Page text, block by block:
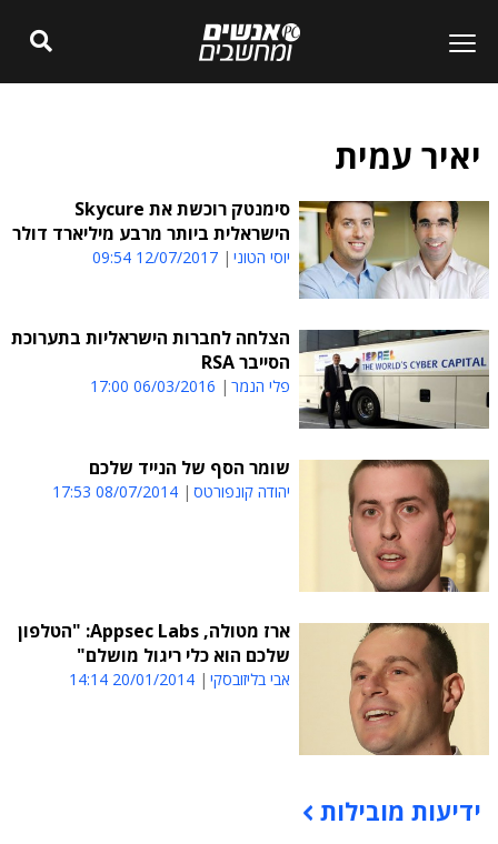
יאיר עמית
סימנטק רוכשת את Skycure
הישראלית ביותר מרבע מיליארד דולר
יוסי הטוני 12/07/2017 09:54
הצלחה לחברות הישראליות בתערוכת
הסייבר RSA
פלי הנמר 06/03/2016 17:00
שומר הסף של הנייד שלכם
יהודה קונפורטס 08/07/2014 17:53
ארז מטולה, Appsec Labs: "הטלפון
שלכם הוא כלי ריגול מושלם"
אבי בליזובסקי 20/01/2014 14:14
תוכן פרסומי
ידיעות מובילות